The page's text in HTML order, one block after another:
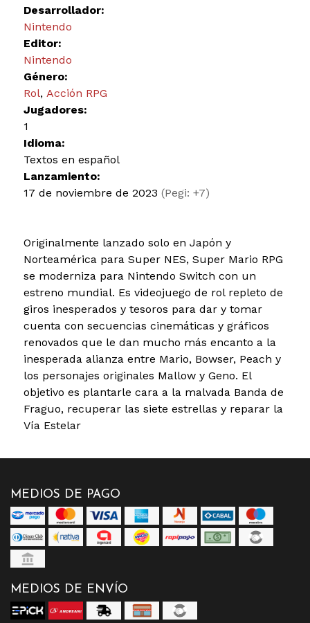
Desarrollador:
Nintendo
Editor:
Nintendo
Género:
Rol, Acción RPG
Jugadores:
1
Idioma:
Textos en español
Lanzamiento:
17 de noviembre de 2023 (Pegi: +7)
Originalmente lanzado solo en Japón y
Norteamérica para Super NES, Super Mario RPG
se moderniza para Nintendo Switch con un
estreno mundial. Es videojuego de rol repleto de
giros inesperados y tesoros para dar y tomar
cuenta con secuencias cinemáticas y gráficos
renovados que le dan mucho más encanto a la
inesperada alianza entre Mario, Bowser, Peach y
los personajes originales Mallow y Geno. El
objetivo es plantarle cara a la malvada Banda de
Fraguo, recuperar las siete estrellas y reparar la
Vía Estelar
MEDIOS DE PAGO
MEDIOS DE ENVÍO